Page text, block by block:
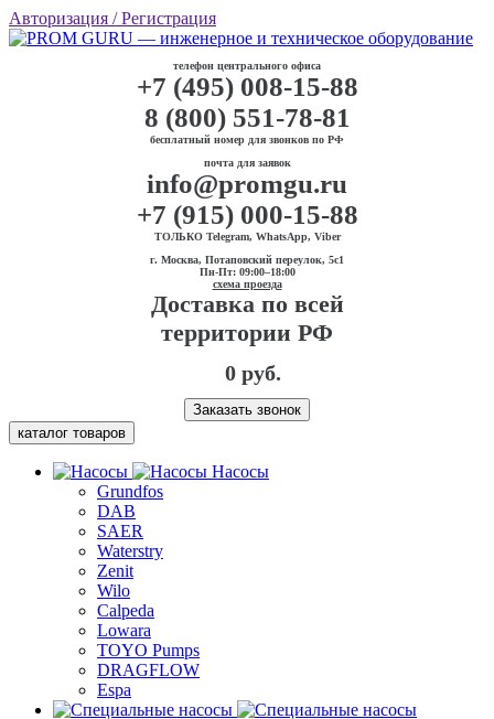
Авторизация / Регистрация
телефон центрального офиса
+7 (495) 008-15-88
8 (800) 551-78-81
бесплатный номер для звонков по РФ
почта для заявок
info@promgu.ru
+7 (915) 000-15-88
ТОЛЬКО Telegram, WhatsApp, Viber
г. Москва, Потаповский переулок, 5с1
Пн-Пт: 09:00–18:00
схема проезда
Доставка по всей
территории РФ
0 руб.
Заказать звонок
каталог товаров
Насосы
Grundfos
DAB
SAER
Waterstry
Zenit
Wilo
Calpeda
Lowara
TOYO Pumps
DRAGFLOW
Espa